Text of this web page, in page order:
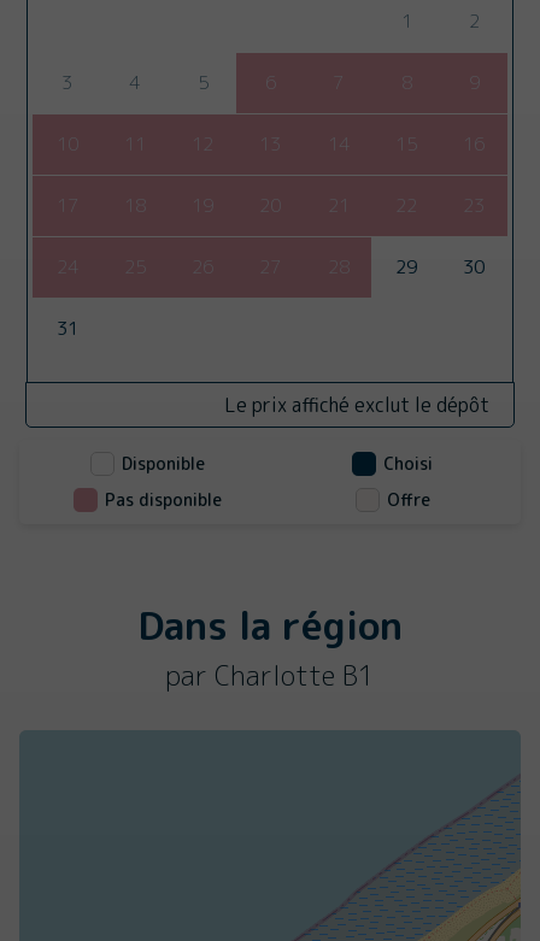
1 2
3 4 5 6 7 9
12 13 14 16
17 19 20 21 22 23
24 25 26 27 28 29 30
31
Le prix affiché exclut le dépôt
Disponible
Choisi
Pas disponible
Offre
Dans la région
par Charlotte B1